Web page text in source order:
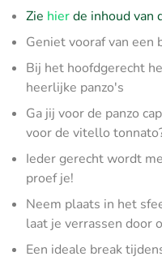
Zie hierde inhoud van
Geniet vooraf van een
Bij het hoofdgerecht
heerlijke panzo's
Ga jij voor de panzo
voor de vitello
Ieder gerecht wordt
proef je!
Neem plaats in het
laat je verrassen door
Een ideale break